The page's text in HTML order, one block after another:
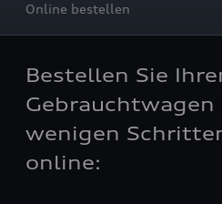
Online bestellen
Bestellen Sie
Gebrauchtwagen
wenigen
online: